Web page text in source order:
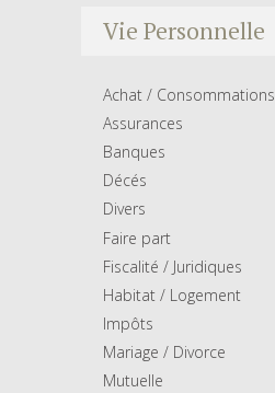
Vie Personnelle
Achat / Consommations
Assurances
Banques
Décés
Divers
Faire part
Fiscalité / Juridiques
Habitat / Logement
Impôts
Mariage / Divorce
Mutuelle